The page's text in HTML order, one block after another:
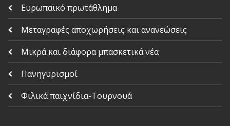
Ευρωπαϊκό πρωτάθλημα
Μεταγραφές αποχωρήσεις και ανανεώσεις
Μικρά και διάφορα μπασκετικά νέα
Πανηγυρισμοί
Φιλικά παιχνίδια-Τουρνουά